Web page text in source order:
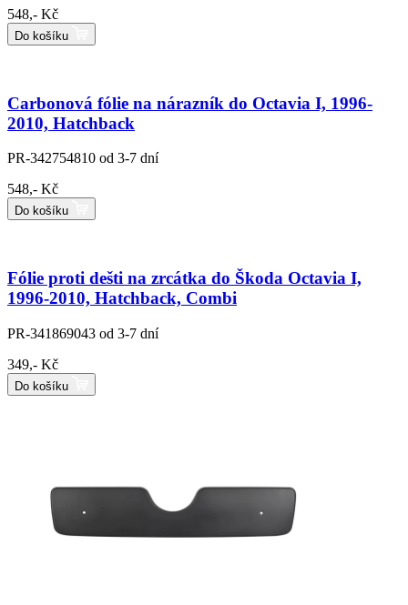
548,- Kč
Do košíku
Carbonová fólie na nárazník do Octavia I, 1996-
2010, Hatchback
PR-342754810 od 3-7 dní
548,- Kč
Do košíku
Fólie proti dešti na zrcátka do Škoda Octavia I,
1996-2010, Hatchback, Combi
PR-341869043 od 3-7 dní
349,- Kč
Do košíku